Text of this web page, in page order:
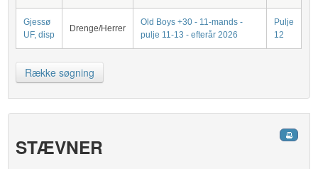
Gjessø
UF, disp
Drenge/Herrer
Old Boys +30 - 11-mands -
pulje 11-13 - efterår 2026
Pulje
12
Række søgning
STÆVNER